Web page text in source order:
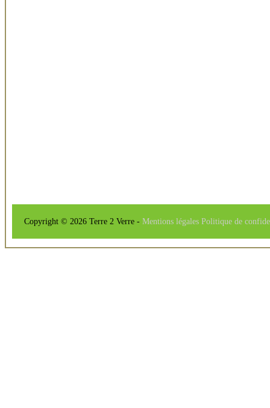
Copyright © 2026 Terre 2 Verre - Mentions légales Politique de